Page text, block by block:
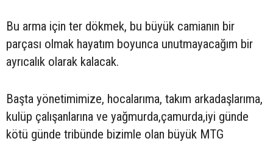
Bu arma için ter dökmek, bu büyük camianın bir
parçası olmak hayatım boyunca unutmayacağım bir
ayrıcalık olarak kalacak.
Başta yönetimimize, hocalarıma, takım arkadaşlarıma,
kulüp çalışanlarına ve yağmurda,çamurda,iyi günde
kötü günde tribünde bizimle olan büyük MTG